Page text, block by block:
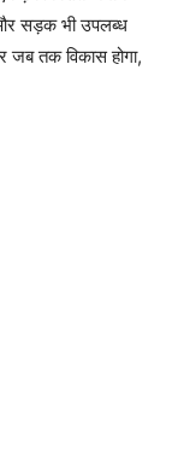
और सड़क भी उपलब्ध
जब तक विकास होगा,